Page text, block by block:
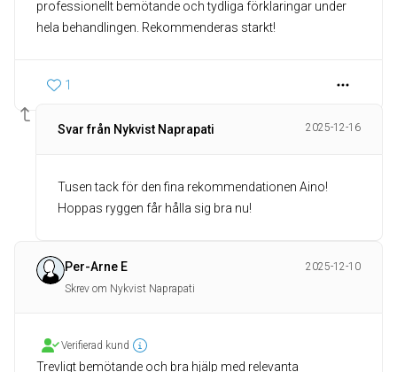
professionellt bemötande och tydliga förklaringar under
hela behandlingen. Rekommenderas starkt!
1
Svar från Nykvist Naprapati 2025-12-16
Tusen tack för den fina rekommendationen Aino!
Hoppas ryggen får hålla sig bra nu!
Per-Arne E
2025-12-10
Skrev om Nykvist Naprapati
Verifierad kund
Trevligt bemötande och bra hjälp med relevanta